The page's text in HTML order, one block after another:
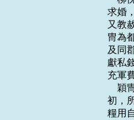
求婚
又教
冑為
及同
獻私
充軍
初，
糧用